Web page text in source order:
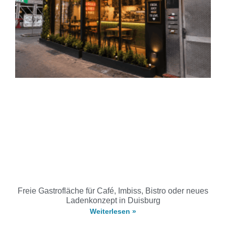
Freie Gastrofläche für Café, Imbiss, Bistro oder neues
Ladenkonzept in Duisburg
Weiterlesen »